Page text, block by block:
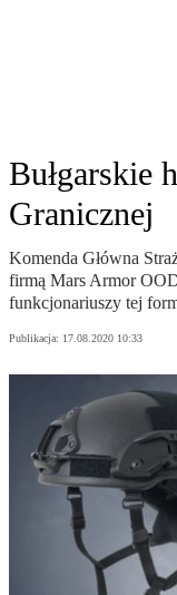
Bułgarskie
Granicznej
Komenda Główna
firmą Mars Armor
funkcjonariuszy tej
Publikacja: 17.08.2020 10:33